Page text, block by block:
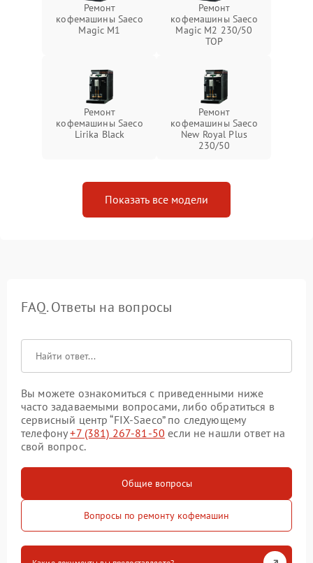
Ремонт
кофемашины Saeco
Magic M1
Ремонт
кофемашины Saeco
Magic M2 230/50
TOP
Ремонт
кофемашины Saeco
Lirika Black
Ремонт
кофемашины Saeco
New Royal Plus
230/50
Показать все модели
FAQ. Ответы на вопросы
Вы можете ознакомиться с приведенными ниже
часто задаваемыми вопросами, либо обратиться в
сервисный центр “FIX-Saeco” по следующему
телефону+7 (381) 267-81-50 если не нашли ответ на
свой вопрос.
Общие вопросы
Вопросы по ремонту кофемашин